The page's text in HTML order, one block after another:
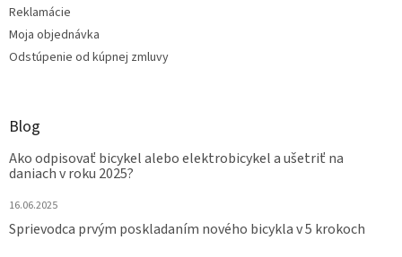
Reklamácie
Moja objednávka
Odstúpenie od kúpnej zmluvy
Blog
Ako odpisovať bicykel alebo elektrobicykel a ušetriť na
daniach v roku 2025?
16.06.2025
Sprievodca prvým poskladaním nového bicykla v 5 krokoch